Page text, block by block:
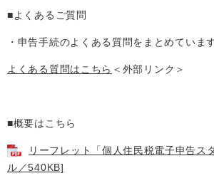
■よくあるご質問
・申告手続のよくある質問をまとめていま
よくある質問はこちら ＜外部リンク＞
■概要はこちら
リーフレット「個人住民税電子申告ス
ル／540KB]